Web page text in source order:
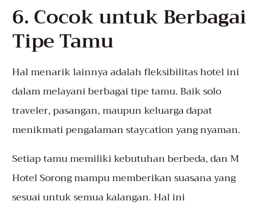
6. Cocok untuk Berbagai
Tipe Tamu
Hal menarik lainnya adalah fleksibilitas hotel ini
dalam melayani berbagai tipe tamu. Baik solo
traveler, pasangan, maupun keluarga dapat
menikmati pengalaman staycation yang nyaman.
Setiap tamu memiliki kebutuhan berbeda, dan M
Hotel Sorong mampu memberikan suasana yang
sesuai untuk semua kalangan. Hal ini